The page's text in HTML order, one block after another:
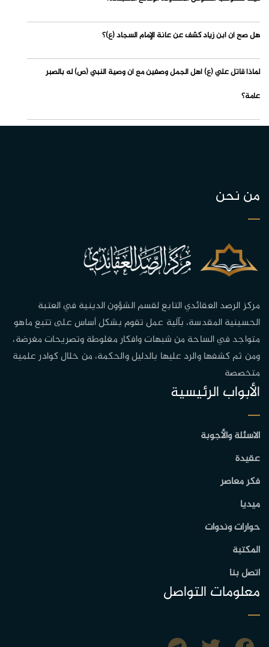
هل صح أن ابن زياد كشف عن عانة الإمام السجاد (ع)؟
لماذا قاتل علي (ع) أهل الجمل وصفين مع أن وصية النبي (ص) له بالصبر
عامة؟
من نحن
مركز الرصد العقائدي التابع لقسم الشؤون الدينية في العتبة
الحسينية المقدسة، بآلية عمل تقوم بشكل أساس على تتبع ماهو
متواجد في الساحة من شبهات وافكار مغلوطة وتصريحات مغرضة،
ومن ثم كشفها والرد عليها بالدليل والحكمة، من خلال كوادر علمية
متخصصة
الأبواب الرئيسية
الاسئلة والأجوبة
عقيدة
فكر معاصر
ميديا
حوارات وندوات
المكتبة
اتصل بنا
معلومات التواصل